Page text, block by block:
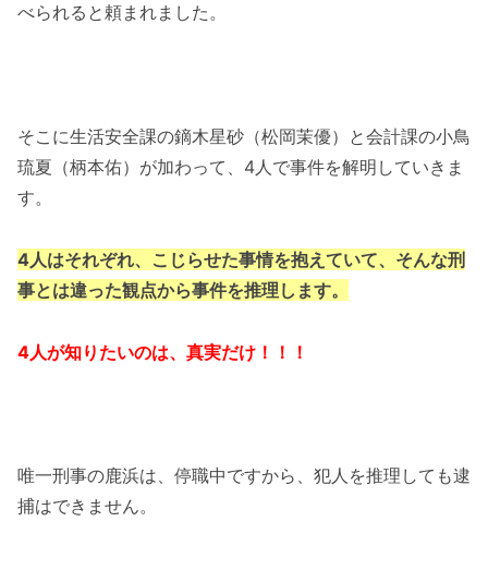
べられると頼まれました。
そこに生活安全課の鏑木星砂（松岡茉優）と会計課の小鳥
琉夏（柄本佑）が加わって、4人で事件を解明していきま
す。
4人はそれぞれ、こじらせた事情を抱えていて、そんな刑
事とは違った観点から事件を推理します。
4人が知りたいのは、真実だけ！！！
唯一刑事の鹿浜は、停職中ですから、犯人を推理しても逮
捕はできません。